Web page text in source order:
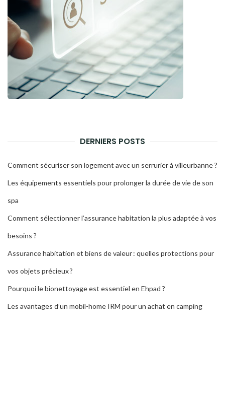
DERNIERS POSTS
Comment sécuriser son logement avec un serrurier à villeurbanne ?
Les équipements essentiels pour prolonger la durée de vie de son
spa
Comment sélectionner l’assurance habitation la plus adaptée à vos
besoins ?
Assurance habitation et biens de valeur : quelles protections pour
vos objets précieux ?
Pourquoi le bionettoyage est essentiel en Ehpad ?
Les avantages d’un mobil-home IRM pour un achat en camping